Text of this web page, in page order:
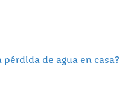
pérdida de agua en casa?